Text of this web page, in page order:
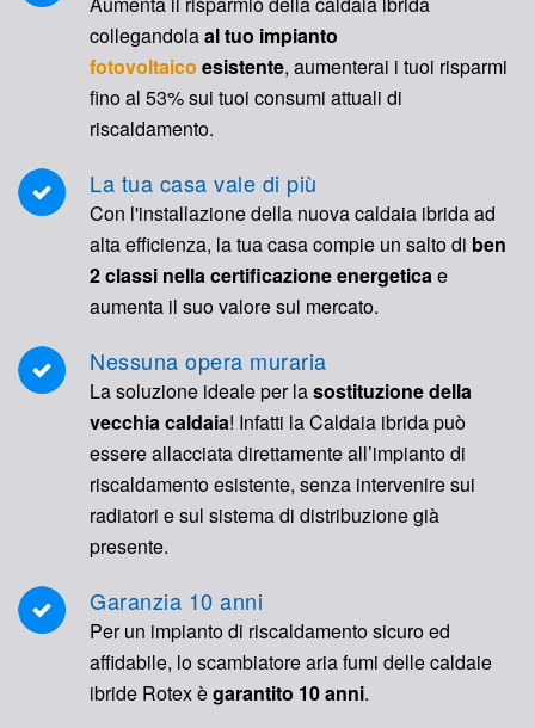
collegandolaal tuo impianto
fotovoltaico esistente, aumenterai i tuoi risparmi
fino al 53% sui tuoi consumi attuali di
riscaldamento.
La tua casa vale di più
Con l'installazione della nuova caldaia ibrida ad
alta efficienza, la tua casa compie un salto di ben
2 classi nella certificazione energeticae
aumenta il suo valore sul mercato.
Nessuna opera muraria
La soluzione ideale per lasostituzione della
vecchia caldaia! Infatti la Caldaia ibrida può
essere allacciata direttamente all’impianto di
riscaldamento esistente, senza intervenire sui
radiatori e sul sistema di distribuzione già
presente.
Garanzia 10 anni
Per un impianto di riscaldamento sicuro ed
affidabile, lo scambiatore aria fumi delle caldaie
ibride Rotex ègarantito 10 anni.